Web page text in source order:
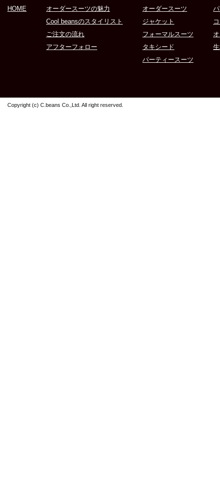
HOME
オーダースーツの魅力
Cool beansのスタイリスト
ご注文の流れ
アフターフォロー
オーダースーツ
ジャケット
フォーマルスーツ
タキシード
パーティースーツ
Copyright (c) C.beans Co.,Ltd. All right reserved.